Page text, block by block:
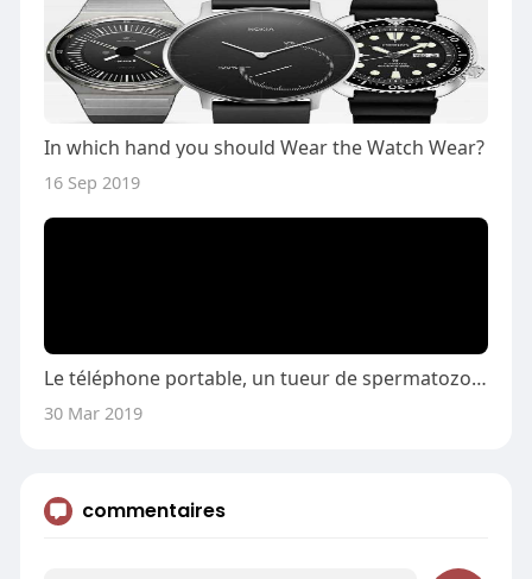
In which hand you should Wear the Watch Wear?
16 Sep 2019
Le téléphone portable, un tueur de spermatozoïde?
30 Mar 2019
commentaires